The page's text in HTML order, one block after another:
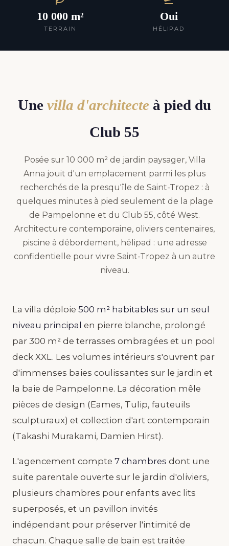
10 000 m²
TERRAIN
Oui
HÉLIPAD
Une villa d'architecte à pied du
Club 55
Posée sur 10 000 m² de jardin paysager, Villa
Anna jouit d'un emplacement parmi les plus
recherchés de la presqu'île de Saint-Tropez : à
quelques minutes à pied seulement de la plage
de Pampelonne et du Club 55, côté West.
Architecture contemporaine, oliviers centenaires,
piscine à débordement, hélipad : une adresse
confidentielle pour vivre Saint-Tropez à un autre
niveau.
La villa déploie 500 m² habitables sur un seul
niveau principal en pierre blanche, prolongé
par 300 m² de terrasses ombragées et un pool
deck XXL. Les volumes intérieurs s'ouvrent par
d'immenses baies coulissantes sur le jardin et
la baie de Pampelonne. La décoration mêle
pièces de design (Eames, Tulip, fauteuils
sculpturaux) et collection d'art contemporain
(Takashi Murakami, Damien Hirst).
L'agencement compte 7 chambres dont une
suite parentale ouverte sur le jardin d'oliviers,
plusieurs chambres pour enfants avec lits
superposés, et un pavillon invités
indépendant pour préserver l'intimité de
chacun. Chaque salle de bain est traitée